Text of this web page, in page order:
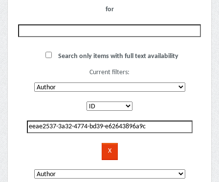
for
Search only items with full text availability
Current filters: